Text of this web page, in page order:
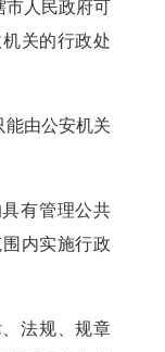
市人民政府可
关的行政处
能由公安机关
有管理公共
内实施行政
法规、规章